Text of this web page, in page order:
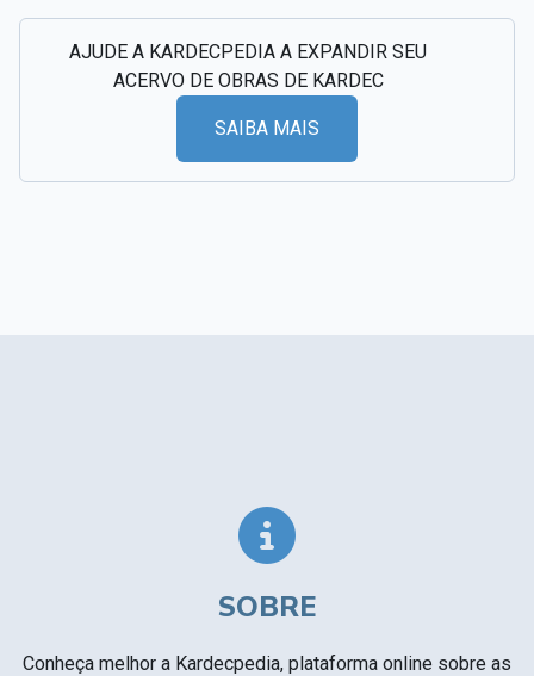
AJUDE A KARDECPEDIA A EXPANDIR SEU
ACERVO DE OBRAS DE KARDEC
SAIBA MAIS
SOBRE
Conheça melhor a Kardecpedia, plataforma online sobre as